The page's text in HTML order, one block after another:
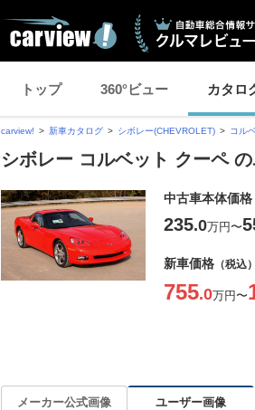
トップ 360°ビュー カタロ
carview! 新車カタログ シボレー(CHEVROLET) コル
シボレー コルベット クーペ
中古車本体価格
235.0万円〜
新車価格 （税込）
755.0万円〜
メーカー公式画像 ユーザー画像